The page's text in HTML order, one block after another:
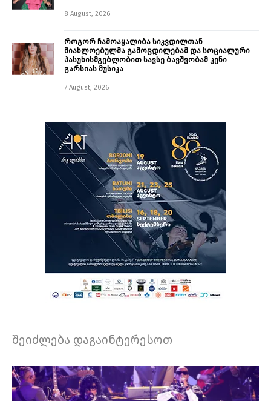
8 August, 2026
როგორ ჩამოაყალიბა სიკვდილთან
მიახლოებულმა გამოცდილებამ და სოციალური
პასუხისმგებლობით სავსე ბავშვობამ კენი
გარსიას მუსიკა
7 August, 2026
შეიძლება დაგაინტერესოთ